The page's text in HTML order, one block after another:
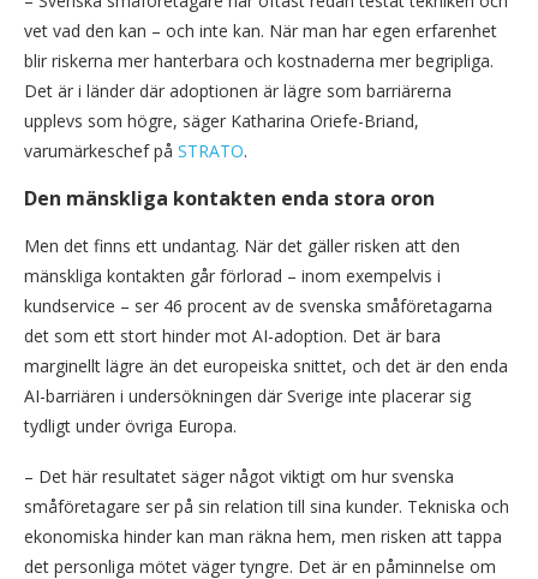
vet vad den kan – och inte kan. När man har egen erfarenhet
blir riskerna mer hanterbara och kostnaderna mer begripliga.
Det är i länder där adoptionen är lägre som barriärerna
upplevs som högre, säger Katharina Oriefe-Briand,
varumärkeschef på STRATO.
Den mänskliga kontakten enda stora oron
Men det finns ett undantag. När det gäller risken att den
mänskliga kontakten går förlorad – inom exempelvis i
kundservice – ser 46 procent av de svenska småföretagarna
det som ett stort hinder mot AI-adoption. Det är bara
marginellt lägre än det europeiska snittet, och det är den enda
AI-barriären i undersökningen där Sverige inte placerar sig
tydligt under övriga Europa.
– Det här resultatet säger något viktigt om hur svenska
småföretagare ser på sin relation till sina kunder. Tekniska och
ekonomiska hinder kan man räkna hem, men risken att tappa
det personliga mötet väger tyngre. Det är en påminnelse om